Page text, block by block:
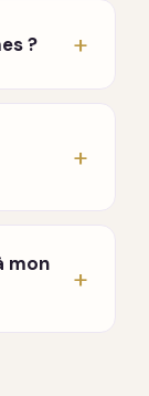
?
que vous
par
mon